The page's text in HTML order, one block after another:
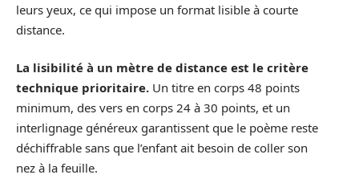
leurs yeux, ce qui impose un format lisible à courte
distance.
La lisibilité à un mètre de distance est le critère
technique prioritaire. Un titre en corps 48 points
minimum, des vers en corps 24 à 30 points, et un
interlignage généreux garantissent que le poème reste
déchiffrable sans que l’enfant ait besoin de coller son
nez à la feuille.